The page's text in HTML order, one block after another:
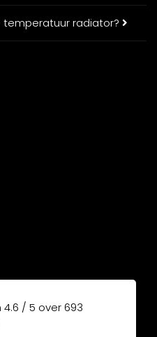
radiator?
4.6 / 5 over693